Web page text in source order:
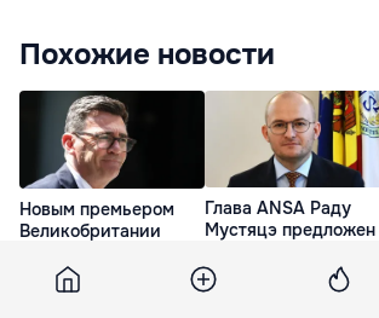
Похожие новости
Новым премьером
Великобритании
17 Июл. 16:01
Глава ANSA Раду
Мустяцэ предложен
сельского хозяйства